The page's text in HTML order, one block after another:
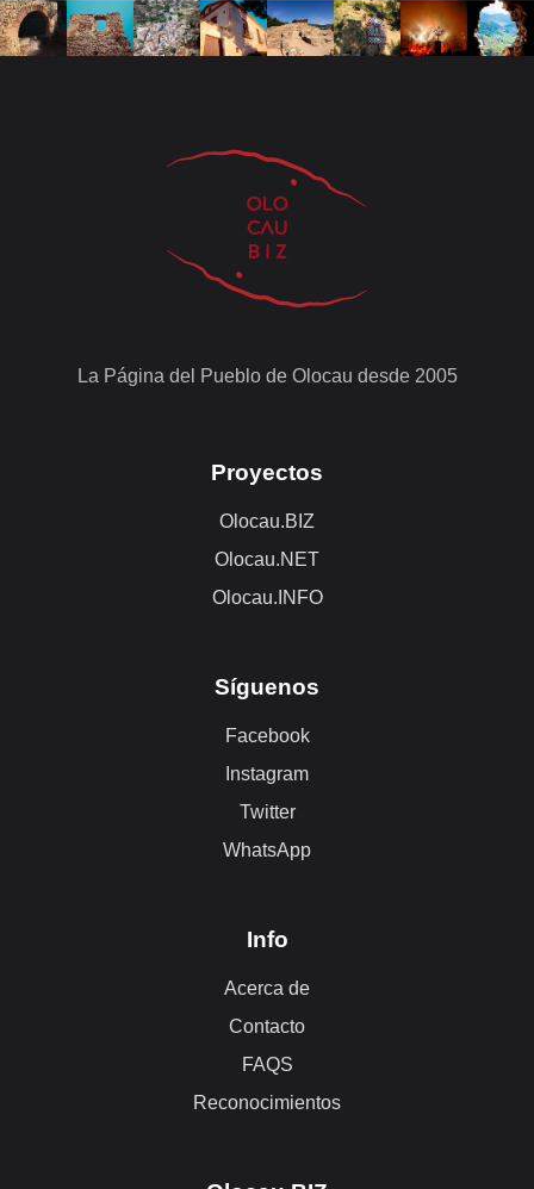
La Página del Pueblo de Olocau desde 2005
Proyectos
Olocau.BIZ
Olocau.NET
Olocau.INFO
Síguenos
Facebook
Instagram
Twitter
WhatsApp
Info
Acerca de
Contacto
FAQS
Reconocimientos